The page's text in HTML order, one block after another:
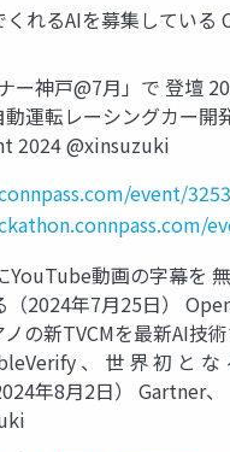
れるAIを募集してい
ー神戸@7月」で 登
運転レーシングカー
2024 @xinsuzuki
event/
動画の字幕を
2024年7月25日）
新TVCMを最新AI技
、 世 界 初 と
年8月2日） Gartner